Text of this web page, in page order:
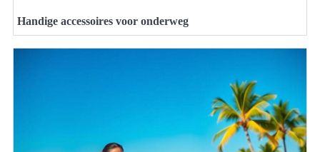
Handige accessoires voor onderweg